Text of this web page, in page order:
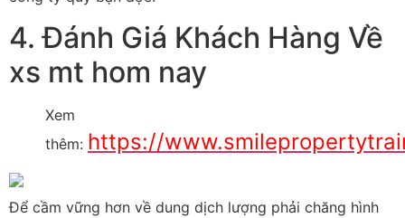
4. Đánh Giá Khách Hàng Về
xs mt hom nay
Xem
thêm: https://
Để cầm vững hơn về dung dịch lượng phải chăng hình